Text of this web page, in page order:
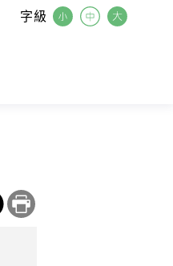
字級